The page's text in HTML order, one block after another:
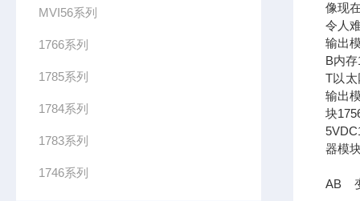
MVI56系列
1766系列
1785系列
1784系列
1783系列
1746系列
像现
令人
输出
B内
T以太
输出
块
器模
AB